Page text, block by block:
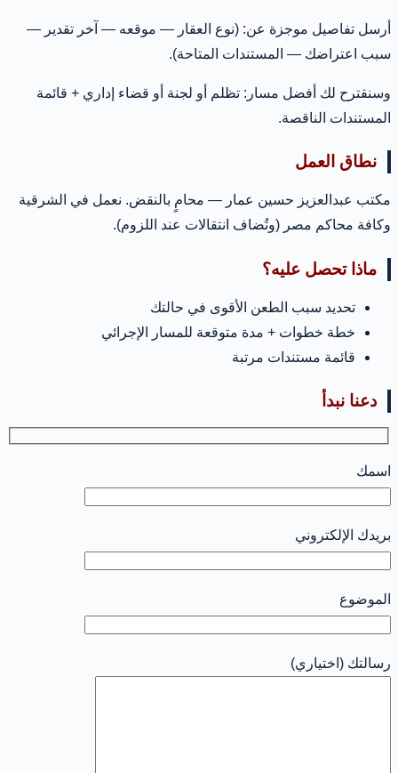
أرسل تفاصيل موجزة عن: (نوع العقار — موقعه — آخر تقدير —
سبب اعتراضك — المستندات المتاحة).
وسنقترح لك أفضل مسار: تظلم أو لجنة أو قضاء إداري + قائمة
المستندات الناقصة.
نطاق العمل
مكتب عبدالعزيز حسين عمار — محامٍ بالنقض. نعمل في الشرقية
وكافة محاكم مصر (وتُضاف انتقالات عند اللزوم).
ماذا تحصل عليه؟
تحديد سبب الطعن الأقوى في حالتك
خطة خطوات + مدة متوقعة للمسار الإجرائي
قائمة مستندات مرتبة
دعنا نبدأ
اسمك
بريدك الإلكتروني
الموضوع
رسالتك (اختياري)